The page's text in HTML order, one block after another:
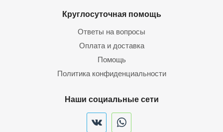
Круглосуточная помощь
Ответы на вопросы
Оплата и доставка
Помощь
Политика конфиденциальности
Наши социальные сети